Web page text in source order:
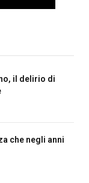
il delirio di
che negli anni